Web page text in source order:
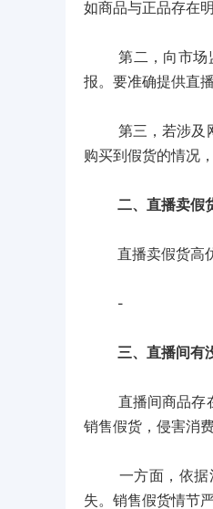
如商品与正品存在
第二，向市场监
报。要准确提供直
第三，若涉及网
购买到假货的情况
二、直播卖假
直播卖假货高仿
-
三、直播间有
直播间商品存在
销售假货，侵害消
一方面，依据消
失。销售假货情节